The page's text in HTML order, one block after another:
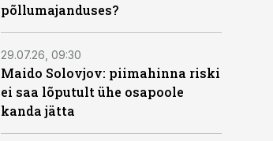
põllumajanduses?
29.07.26, 09:30
Maido Solovjov: piimahinna riski
ei saa lõputult ühe osapoole
kanda jätta